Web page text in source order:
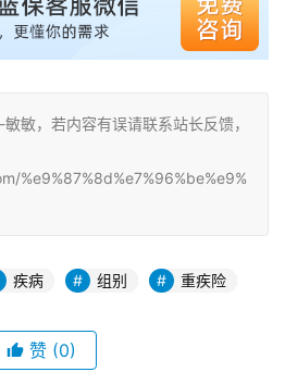
敏，若内容有误请联系站长反馈，
%e9%87%8d%e7%96%be%e9%
疾病 组别 重疾险
赞 (0)